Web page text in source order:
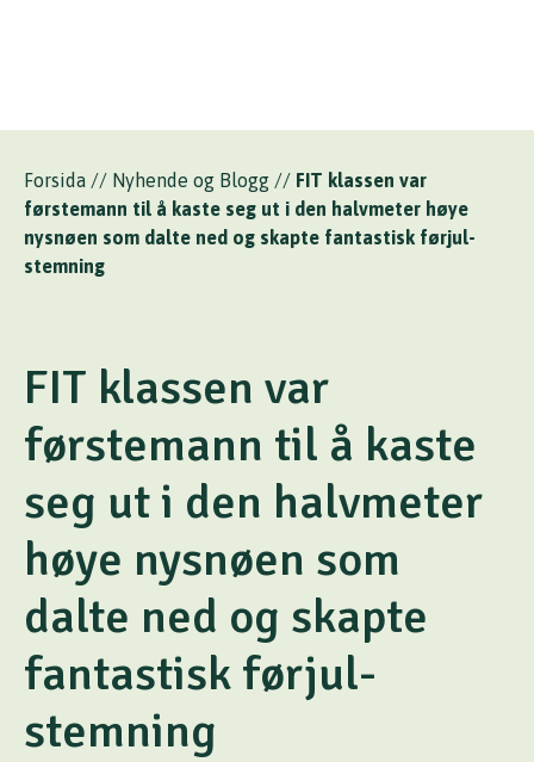
Forsida // Nyhende og Blogg // FIT klassen var
førstemann til å kaste seg ut i den halvmeter høye
nysnøen som dalte ned og skapte fantastisk førjul-
stemning
FIT klassen var
førstemann til å kaste
seg ut i den halvmeter
høye nysnøen som
dalte ned og skapte
fantastisk førjul-
stemning